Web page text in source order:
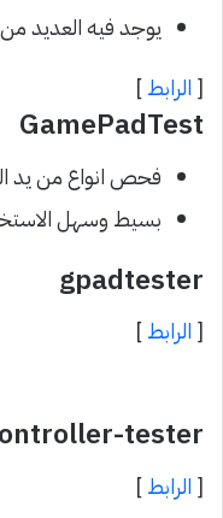
يوجد فيه العديد
[ الرابط]
GamePadTest
فحص انواع من يد
بسيط وسهل
gpadtester
[ الرابط]
tester
[ الرابط]